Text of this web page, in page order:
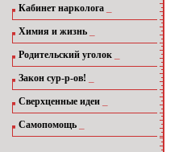
Кабинет нарколога
Химия и жизнь
Родительский уголок
Закон сур-р-ов!
Сверхценные идеи
Самопомощь